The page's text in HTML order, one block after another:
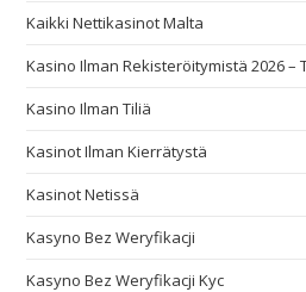
Kaikki Nettikasinot Malta
Kasino Ilman Rekisteröitymistä 2026 –
Kasino Ilman Tiliä
Kasinot Ilman Kierrätystä
Kasinot Netissä
Kasyno Bez Weryfikacji
Kasyno Bez Weryfikacji Kyc